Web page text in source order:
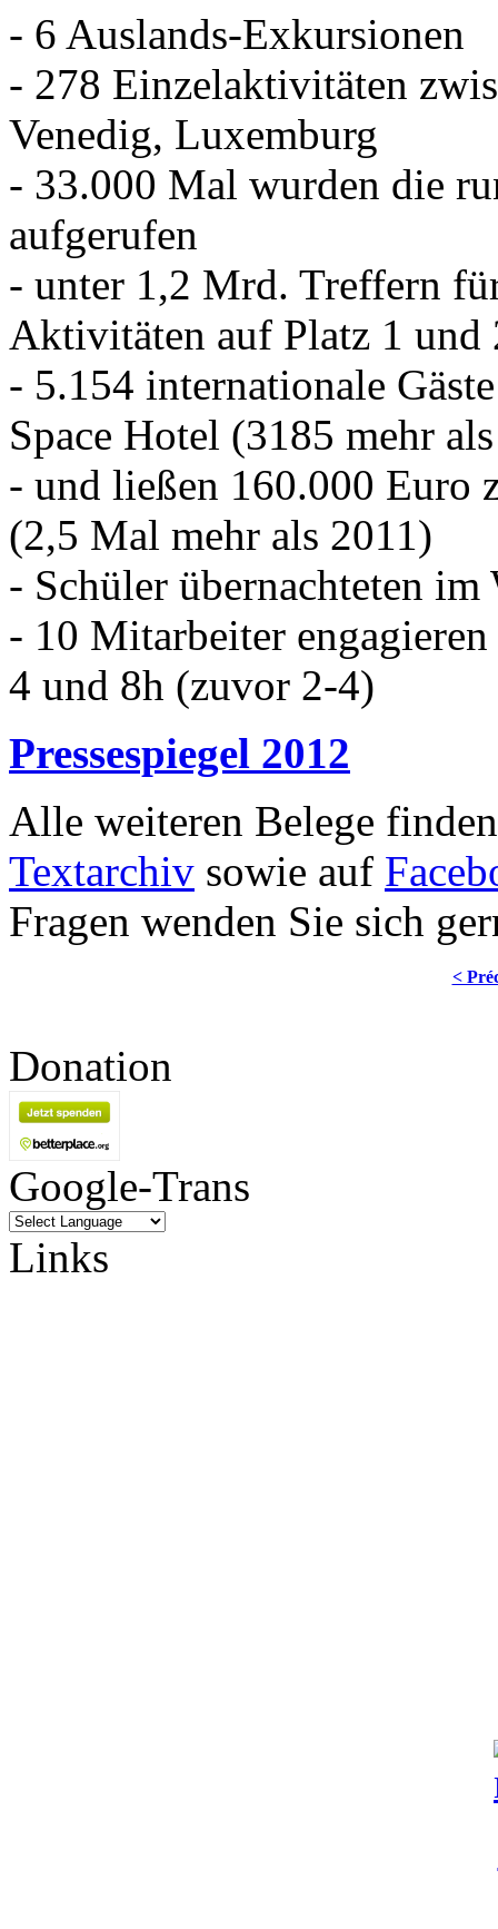
- 6 Auslands-Exkursionen
- 278 Einzelaktivitäten
Venedig, Luxemburg
- 33.000 Mal wurden die
aufgerufen
- unter 1,2 Mrd. Treffern
Aktivitäten auf Platz 1 und
- 5.154 internationale
Space Hotel (3185 mehr
- und ließen 160.000 Euro
(2,5 Mal mehr als 2011)
- Schüler übernachteten
- 10 Mitarbeiter
4 und 8h (zuvor 2-4)
Pressespiegel 2012
Alle weiteren Belege
Textarchiv sowie auf
Fragen wenden Sie sich
<
Donation
Google-Trans
Links